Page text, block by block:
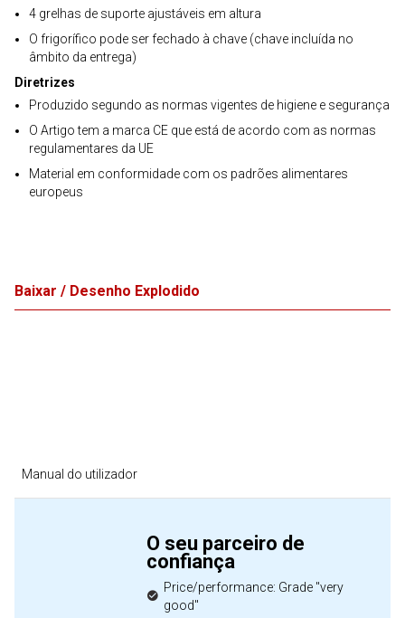
4 grelhas de suporte ajustáveis em altura
O frigorífico pode ser fechado à chave (chave incluída no
âmbito da entrega)
Diretrizes
Produzido segundo as normas vigentes de higiene e segurança
O Artigo tem a marca CE que está de acordo com as normas
regulamentares da UE
Material em conformidade com os padrões alimentares
europeus
Baixar / Desenho Explodido
Manual do utilizador
O seu parceiro de
confiança
Price/performance: Grade "very
good"